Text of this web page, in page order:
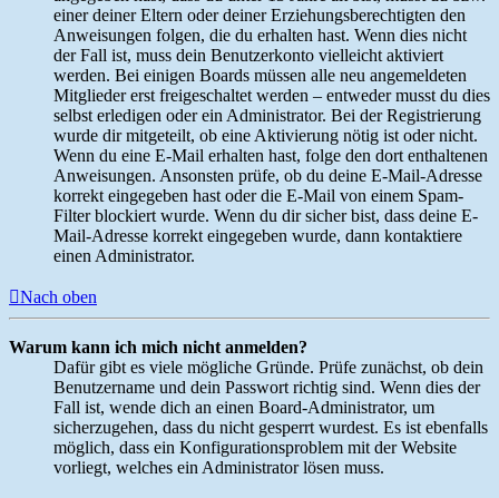
einer deiner Eltern oder deiner Erziehungsberechtigten den
Anweisungen folgen, die du erhalten hast. Wenn dies nicht
der Fall ist, muss dein Benutzerkonto vielleicht aktiviert
werden. Bei einigen Boards müssen alle neu angemeldeten
Mitglieder erst freigeschaltet werden – entweder musst du dies
selbst erledigen oder ein Administrator. Bei der Registrierung
wurde dir mitgeteilt, ob eine Aktivierung nötig ist oder nicht.
Wenn du eine E-Mail erhalten hast, folge den dort enthaltenen
Anweisungen. Ansonsten prüfe, ob du deine E-Mail-Adresse
korrekt eingegeben hast oder die E-Mail von einem Spam-
Filter blockiert wurde. Wenn du dir sicher bist, dass deine E-
Mail-Adresse korrekt eingegeben wurde, dann kontaktiere
einen Administrator.
Nach oben
Warum kann ich mich nicht anmelden?
Dafür gibt es viele mögliche Gründe. Prüfe zunächst, ob dein
Benutzername und dein Passwort richtig sind. Wenn dies der
Fall ist, wende dich an einen Board-Administrator, um
sicherzugehen, dass du nicht gesperrt wurdest. Es ist ebenfalls
möglich, dass ein Konfigurationsproblem mit der Website
vorliegt, welches ein Administrator lösen muss.